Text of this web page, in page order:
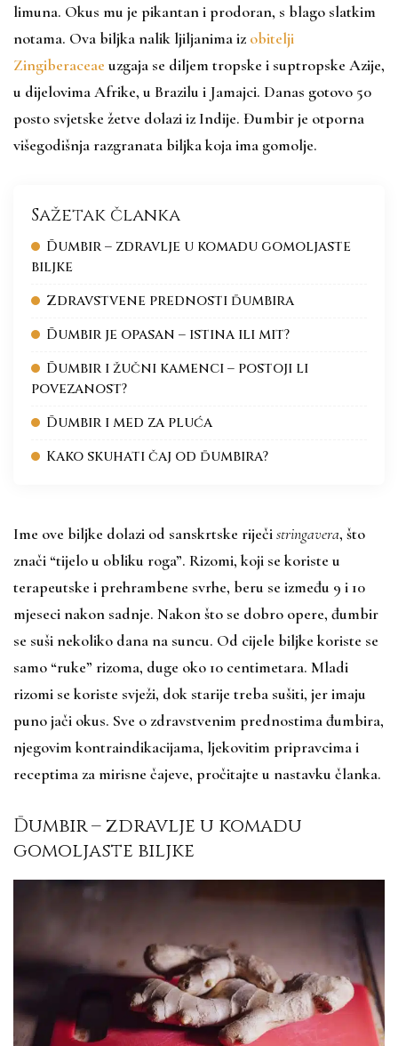
limuna. Okus mu je pikantan i prodoran, s blago slatkim
notama. Ova biljka nalik ljiljanima iz obitelji
Zingiberaceae uzgaja se diljem tropske i suptropske Azije,
u dijelovima Afrike, u Brazilu i Jamajci. Danas gotovo 50
posto svjetske žetve dolazi iz Indije. Đumbir je otporna
višegodišnja razgranata biljka koja ima gomolje.
Sažetak članka
Đumbir – zdravlje u komadu gomoljaste
biljke
Zdravstvene prednosti đumbira
Đumbir je opasan – istina ili mit?
Đumbir i žučni kamenci – postoji li
povezanost?
Đumbir i med za pluća
Kako skuhati čaj od đumbira?
Ime ove biljke dolazi od sanskrtske riječistringavera, što
znači “tijelo u obliku roga”. Rizomi, koji se koriste u
terapeutske i prehrambene svrhe, beru se između 9 i 10
mjeseci nakon sadnje. Nakon što se dobro opere, đumbir
se suši nekoliko dana na suncu. Od cijele biljke koriste se
samo “ruke” rizoma, duge oko 10 centimetara. Mladi
rizomi se koriste svježi, dok starije treba sušiti, jer imaju
puno jači okus. Sve o zdravstvenim prednostima đumbira,
njegovim kontraindikacijama, ljekovitim pripravcima i
receptima za mirisne čajeve, pročitajte u nastavku članka.
Đumbir – zdravlje u komadu
gomoljaste biljke